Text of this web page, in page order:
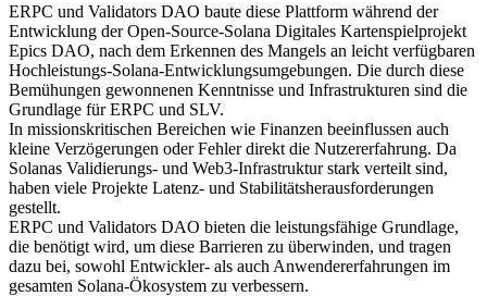
ERPC und Validators DAO baute diese Plattform während der
Entwicklung der Open-Source-Solana Digitales Kartenspielprojekt
Epics DAO, nach dem Erkennen des Mangels an leicht verfügbaren
Hochleistungs-Solana-Entwicklungsumgebungen. Die durch diese
Bemühungen gewonnenen Kenntnisse und Infrastrukturen sind die
Grundlage für ERPC und SLV.
In missionskritischen Bereichen wie Finanzen beeinflussen auch
kleine Verzögerungen oder Fehler direkt die Nutzererfahrung. Da
Solanas Validierungs- und Web3-Infrastruktur stark verteilt sind,
haben viele Projekte Latenz- und Stabilitätsherausforderungen
gestellt.
ERPC und Validators DAO bieten die leistungsfähige Grundlage,
die benötigt wird, um diese Barrieren zu überwinden, und tragen
dazu bei, sowohl Entwickler- als auch Anwendererfahrungen im
gesamten Solana-Ökosystem zu verbessern.